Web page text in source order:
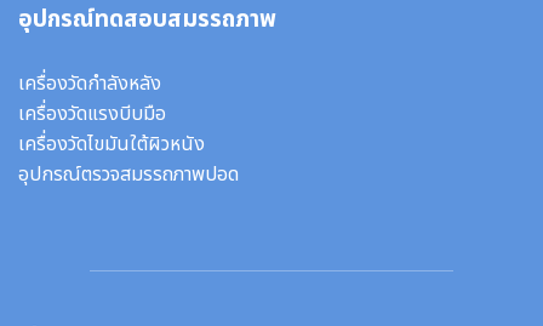
อุปกรณ์ทดสอบสมรรถภาพ
เครื่องวัดกำลังหลัง
เครื่องวัดแรงบีบมือ
เครื่องวัดไขมันใต้ผิวหนัง
อุปกรณ์ตรวจสมรรถภาพปอด